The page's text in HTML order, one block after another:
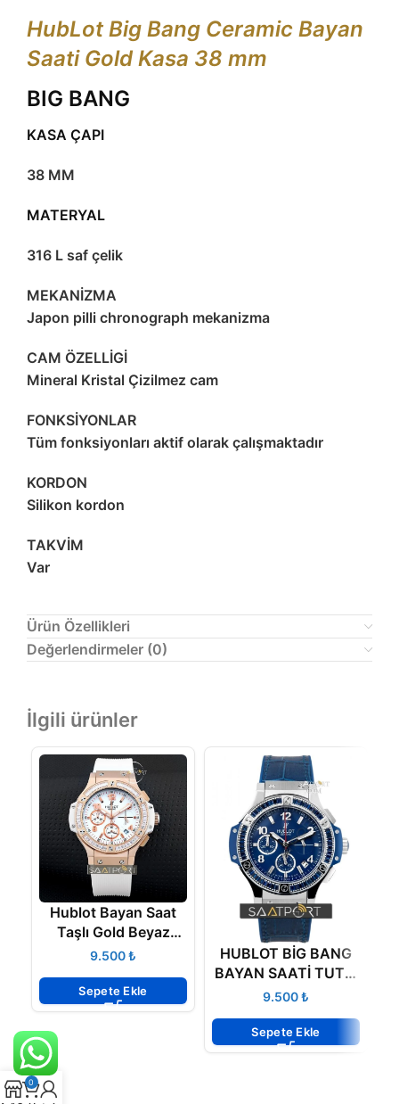
HubLot Big Bang Ceramic Bayan
Saati Gold Kasa 38 mm
BIG BANG
KASA ÇAPI
38 MM
MATERYAL
316 L saf çelik
MEKANİZMA
Japon pilli chronograph mekanizma
CAM ÖZELLİGİ
Mineral Kristal Çizilmez cam
FONKSİYONLAR
Tüm fonksiyonları aktif olarak çalışmaktadır
KORDON
Silikon kordon
TAKVİM
Var
Ürün Özellikleri
Değerlendirmeler (0)
İlgili ürünler
Hublot Bayan Saat
Taşlı Gold Beyaz
Kadran
₺
Sepete Ekle
HUBLOT BİG BANG
BAYAN SAATİ TUTTI
FRUTTI
₺
Sepete Ekle
0